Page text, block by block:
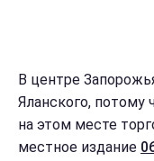
В центре
Яланского, потому
на этом месте
местное издание